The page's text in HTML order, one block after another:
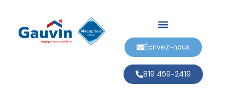
Écrivez-nous
819 459-2419